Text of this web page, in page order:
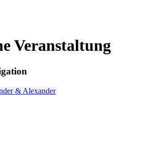
Veranstaltung
& Alexander